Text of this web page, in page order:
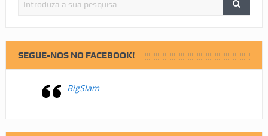
SEGUE-NOS NO FACEBOOK!
BigSlam